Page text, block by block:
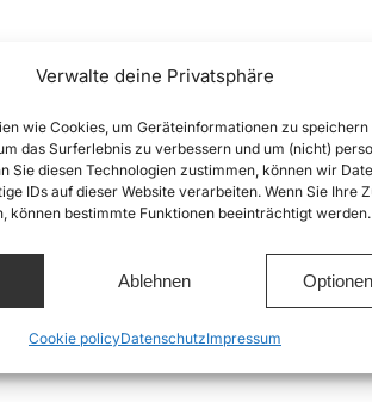
Verwalte deine Privatsphäre
wie Cookies, um Geräteinformationen zu
das Surferlebnis zu verbessern und um (nicht)
Sie diesen Technologien zustimmen, können wir
IDs auf dieser Website verarbeiten. Wenn Sie Ihre
können bestimmte Funktionen beeinträchtigt werden.
Ablehnen
Cookie policyDatenschutzImpressum